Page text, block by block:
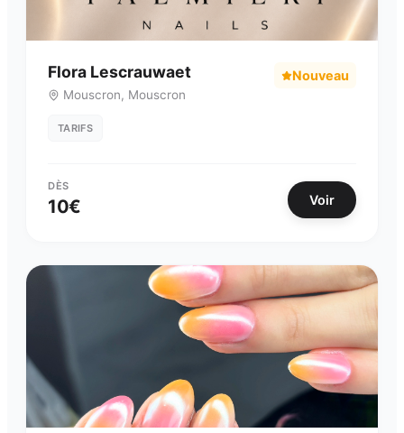
Flora Lescrauwaet
Mouscron, Mouscron
Nouveau
TARIFS
DÈS
10€ Voir